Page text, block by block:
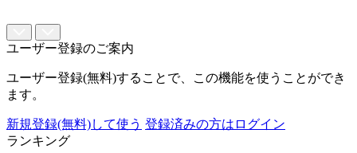
ユーザー登録のご案内
ユーザー登録(無料)することで、この機能を使うことができ
ます。
新規登録(無料)して使う 登録済みの方はログイン
ランキング